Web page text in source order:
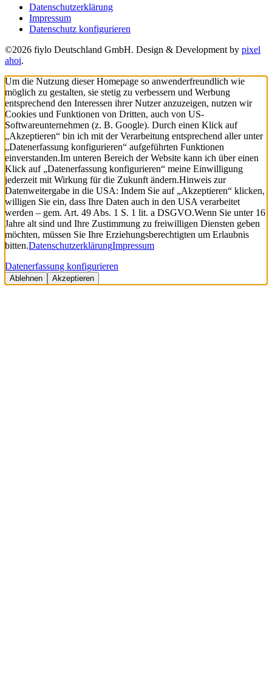
Datenschutzerklärung
Impressum
Datenschutz konfigurieren
©2026 fiylo Deutschland GmbH. Design & Development by pixel
ahoi.
Um die Nutzung dieser Homepage so anwenderfreundlich wie
möglich zu gestalten, sie stetig zu verbessern und Werbung
entsprechend den Interessen ihrer Nutzer anzuzeigen, nutzen wir
Cookies und Funktionen von Dritten, auch von US-
Softwareunternehmen (z. B. Google). Durch einen Klick auf
„Akzeptieren“ bin ich mit der Verarbeitung entsprechend aller unter
„Datenerfassung konfigurieren“ aufgeführten Funktionen
einverstanden.Im unteren Bereich der Website kann ich über einen
Klick auf „Datenerfassung konfigurieren“ meine Einwilligung
jederzeit mit Wirkung für die Zukunft ändern.Hinweis zur
Datenweitergabe in die USA: Indem Sie auf „Akzeptieren“ klicken,
willigen Sie ein, dass Ihre Daten auch in den USA verarbeitet
werden – gem. Art. 49 Abs. 1 S. 1 lit. a DSGVO.Wenn Sie unter 16
Jahre alt sind und Ihre Zustimmung zu freiwilligen Diensten geben
möchten, müssen Sie Ihre Erziehungsberechtigten um Erlaubnis
bitten.DatenschutzerklärungImpressum
Datenerfassung konfigurieren
Ablehnen Akzeptieren